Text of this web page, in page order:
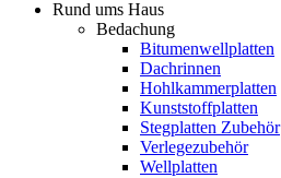
Rund ums Haus
Bedachung
Bitumenwellplatten
Dachrinnen
Hohlkammerplatten
Kunststoffplatten
Stegplatten Zubehör
Verlegezubehör
Wellplatten